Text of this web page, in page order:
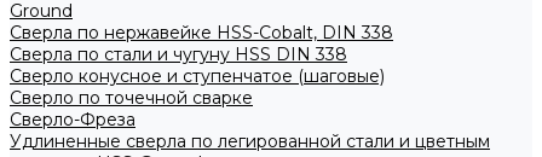
Ground
Сверла по нержавейке HSS-Cobalt, DIN 338
Сверла по стали и чугуну HSS DIN 338
Сверло конусное и ступенчатое (шаговые)
Сверло по точечной сварке
Сверло-Фреза
Удлиненные сверла по легированной стали и цветным